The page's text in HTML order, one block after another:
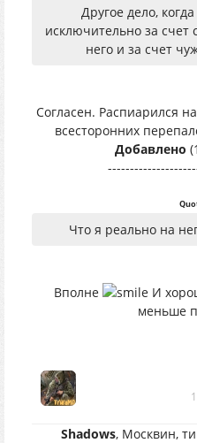
Другое дело,
исключительно за счет
него и за счет
Согласен. Распиарился
всесторонних
Добавлено
Что я реально на
Вполне
И
меньше
Shadows, Москвин,